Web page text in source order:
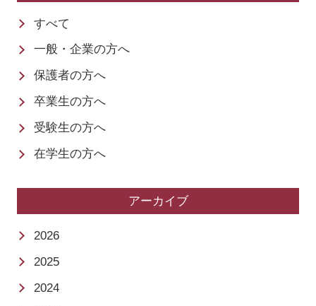
すべて
一般・企業の方へ
保護者の方へ
卒業生の方へ
受験生の方へ
在学生の方へ
アーカイブ
2026
2025
2024